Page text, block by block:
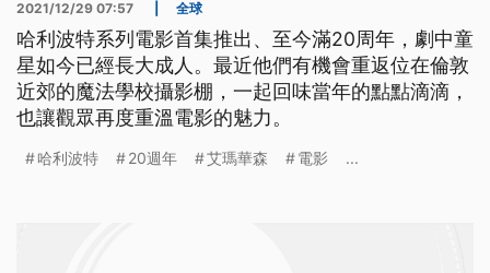
2021/12/29 07:57 全球
哈利波特系列電影首集推出、至今滿20周年，劇中童
星如今已經長大成人。最近他們有機會重返位在倫敦
近郊的魔法學校攝影棚，一起回味當年的點點滴滴，
也讓觀眾再度重溫電影的魅力。
哈利波特 20週年 艾瑪華森 電影 ...